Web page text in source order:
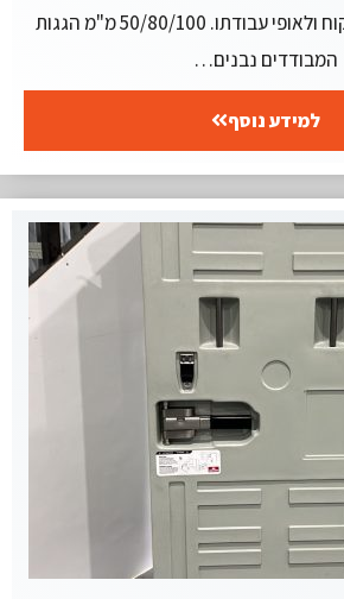
בהתאם לדרישת הלקוח ולאופי עבודתו. 50/80/100 מ"מ הגגות
המבודדים נבנים…
למידע נוסף